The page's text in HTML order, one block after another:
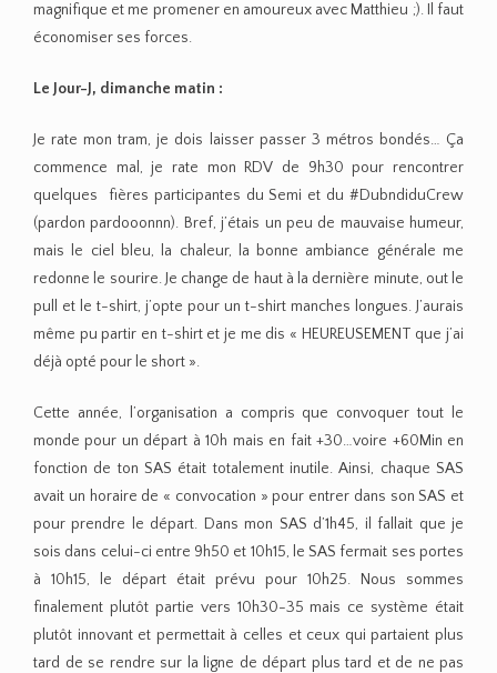
magnifique et me promener en amoureux avec Matthieu ;). Il faut
économiser ses forces.
Le Jour-J, dimanche matin :
Je rate mon tram, je dois laisser passer 3 métros bondés… Ça
commence mal, je rate mon RDV de 9h30 pour rencontrer
quelques fières participantes du Semi et du #DubndiduCrew
(pardon pardooonnn). Bref, j’étais un peu de mauvaise humeur,
mais le ciel bleu, la chaleur, la bonne ambiance générale me
redonne le sourire. Je change de haut à la dernière minute, out le
pull et le t-shirt, j’opte pour un t-shirt manches longues. J’aurais
même pu partir en t-shirt et je me dis « HEUREUSEMENT que j’ai
déjà opté pour le short ».
Cette année, l’organisation a compris que convoquer tout le
monde pour un départ à 10h mais en fait +30…voire +60Min en
fonction de ton SAS était totalement inutile. Ainsi, chaque SAS
avait un horaire de « convocation » pour entrer dans son SAS et
pour prendre le départ. Dans mon SAS d’1h45, il fallait que je
sois dans celui-ci entre 9h50 et 10h15, le SAS fermait ses portes
à 10h15, le départ était prévu pour 10h25. Nous sommes
finalement plutôt partie vers 10h30-35 mais ce système était
plutôt innovant et permettait à celles et ceux qui partaient plus
tard de se rendre sur la ligne de départ plus tard et de ne pas